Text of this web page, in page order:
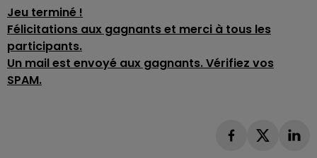
Jeu terminé !
Félicitations aux gagnants et merci à tous les
participants.
Un mail est envoyé aux gagnants. Vérifiez vos
SPAM.